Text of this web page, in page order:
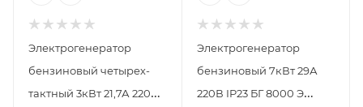
Электрогенератор
бензиновый четырех-
тактный 3кВт 21,7А 220В
Электрогенератор
бензиновый 7кВт 29А
220В IP23 БГ 8000 Э